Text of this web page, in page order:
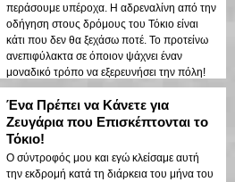
περάσουμε υπέροχα. Η αδρεναλίνη από την
οδήγηση στους δρόμους του Τόκιο είναι
κάτι που δεν θα ξεχάσω ποτέ. Το προτείνω
ανεπιφύλακτα σε όποιον ψάχνει έναν
μοναδικό τρόπο να εξερευνήσει την πόλη!
Ένα Πρέπει να Κάνετε για
Ζευγάρια που Επισκέπτονται το
Τόκιο!
Ο σύντροφός μου και εγώ κλείσαμε αυτή
την εκδρομή κατά τη διάρκεια του μήνα του